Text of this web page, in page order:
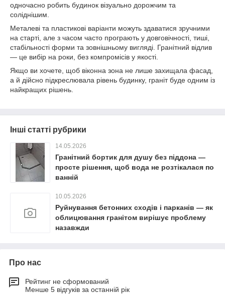
одночасно робить будинок візуально дорожчим та
соліднішим.
Металеві та пластикові варіанти можуть здаватися зручними
на старті, але з часом часто програють у довговічності, тиші,
стабільності форми та зовнішньому вигляді. Гранітний відлив
— це вибір на роки, без компромісів у якості.
Якщо ви хочете, щоб віконна зона не лише захищала фасад,
а й дійсно підкреслювала рівень будинку, граніт буде одним із
найкращих рішень.
Інші статті рубрики
14.05.2026
Гранітний бортик для душу без піддона —
просте рішення, щоб вода не розтікалася по
ванній
10.05.2026
Руйнування бетонних сходів і парканів — як
облицювання гранітом вирішує проблему
назавжди
Про нас
Рейтинг не сформований
Менше 5 відгуків за останній рік